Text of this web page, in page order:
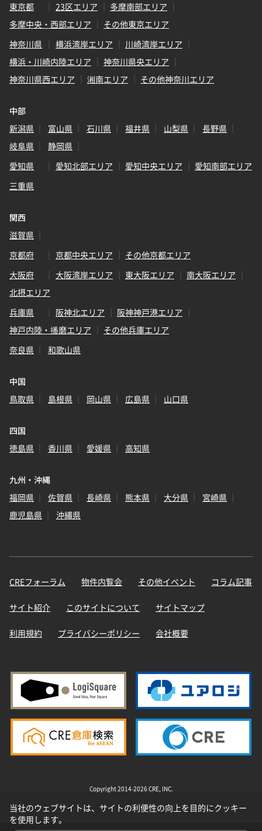
東京都
23区エリア
多摩南部エリア
多摩中央・西部エリア
その他東京エリア
神奈川県
横浜湾岸エリア
川崎湾岸エリア
横浜・川崎内陸エリア
神奈川県央エリア
神奈川県西エリア
湘南エリア その他神奈川エリア
中部
新潟県
富山県 石川県 福井県 山梨県
長野県
岐阜県
静岡県
愛知県
愛知北部エリア 愛知中央エリア
愛知南部エリア
三重県
関西
滋賀県
京都府
京都中央エリア
その他京都エリア
大阪府
大阪湾岸エリア 東大阪エリア
南大阪エリア
北摂エリア
兵庫県
阪神北エリア
阪神神戸港エリア
神戸内陸・播磨エリア
その他兵庫エリア
奈良県
和歌山県
中国
鳥取県
島根県 岡山県 広島県 山口県
四国
徳島県
香川県 愛媛県 高知県
九州・沖縄
福岡県
佐賀県 長崎県 熊本県 大分県
宮崎県
鹿児島県
沖縄県
CREフォーラム 物件内覧会 その他イベント コラム記事
サイト紹介 このサイトについて サイトマップ
利用規約 プライバシーポリシー 会社概要
Copyright 2014-2026 CRE, INC.
当社のウェブサイトは、サイトの利便性の向上を目的にクッキー
を使用します。